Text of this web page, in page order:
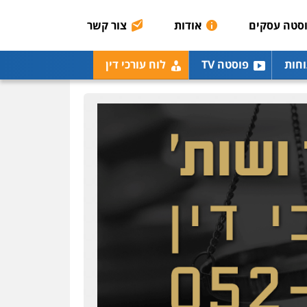
עסקים אודות צור קשר
פוסטה TV לוח עורכי דין
מחיקת כתבות מגוגל
ודחיקת אזכורים שליליים
דין
0522508109
אחסון אתרים
תמיכה
לעורכי דין
שירותים מקצועיים לעורכי
מאיה בלום, עו"ס,
טיפול ושיקום